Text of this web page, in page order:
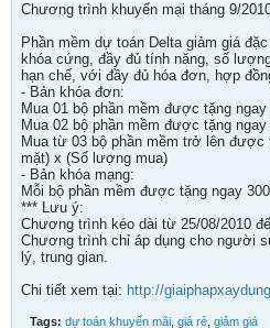
Chương trình khuyến mại tháng 9/
Phần mềm dự toán Delta giảm giá
khóa cứng, đầy đủ tính năng, số
hạn chế, với đầy đủ hóa đơn, hợp
- Bản khóa đơn:
Mua 01 bộ phần mềm được tặng
Mua 02 bộ phần mềm được tặng
Mua từ 03 bộ phần mềm trở lên được
mặt) x (Số lượng mua)
- Bản khóa mạng:
Mỗi bộ phần mềm được tặng ngay
*** Lưu ý:
Chương trình kéo dài từ 25/08/2010
Chương trình chỉ áp dụng cho người
lý, trung gian.
Chi tiết xem tại: http://
Tags: dự toán khuyến mãi giá rẻ giảm giá